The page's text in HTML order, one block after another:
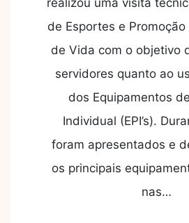
realizou uma visita
de Esportes e
de Vida com o objetivo
servidores quanto ao
dos Equipamentos
Individual (EPI’s).
foram apresentados e
os principais
nas…